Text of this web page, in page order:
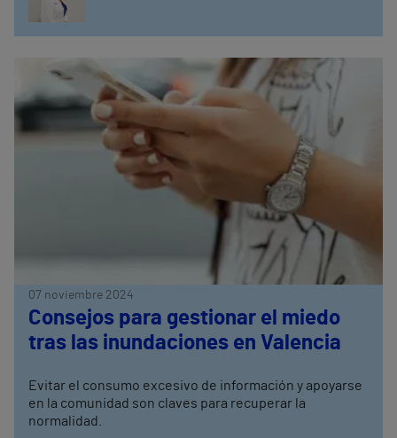
07 noviembre 2024
Consejos para gestionar el miedo
tras las inundaciones en Valencia
Evitar el consumo excesivo de información y apoyarse
en la comunidad son claves para recuperar la
normalidad.